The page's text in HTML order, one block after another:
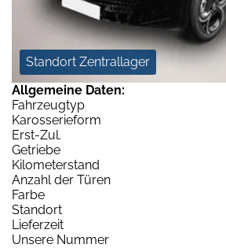
Standort Zentrallager
Allgemeine Daten:
Fahrzeugtyp
Karosserieform
Erst-Zul.
Getriebe
Kilometerstand
Anzahl der Türen
Farbe
Standort
Lieferzeit
Unsere Nummer